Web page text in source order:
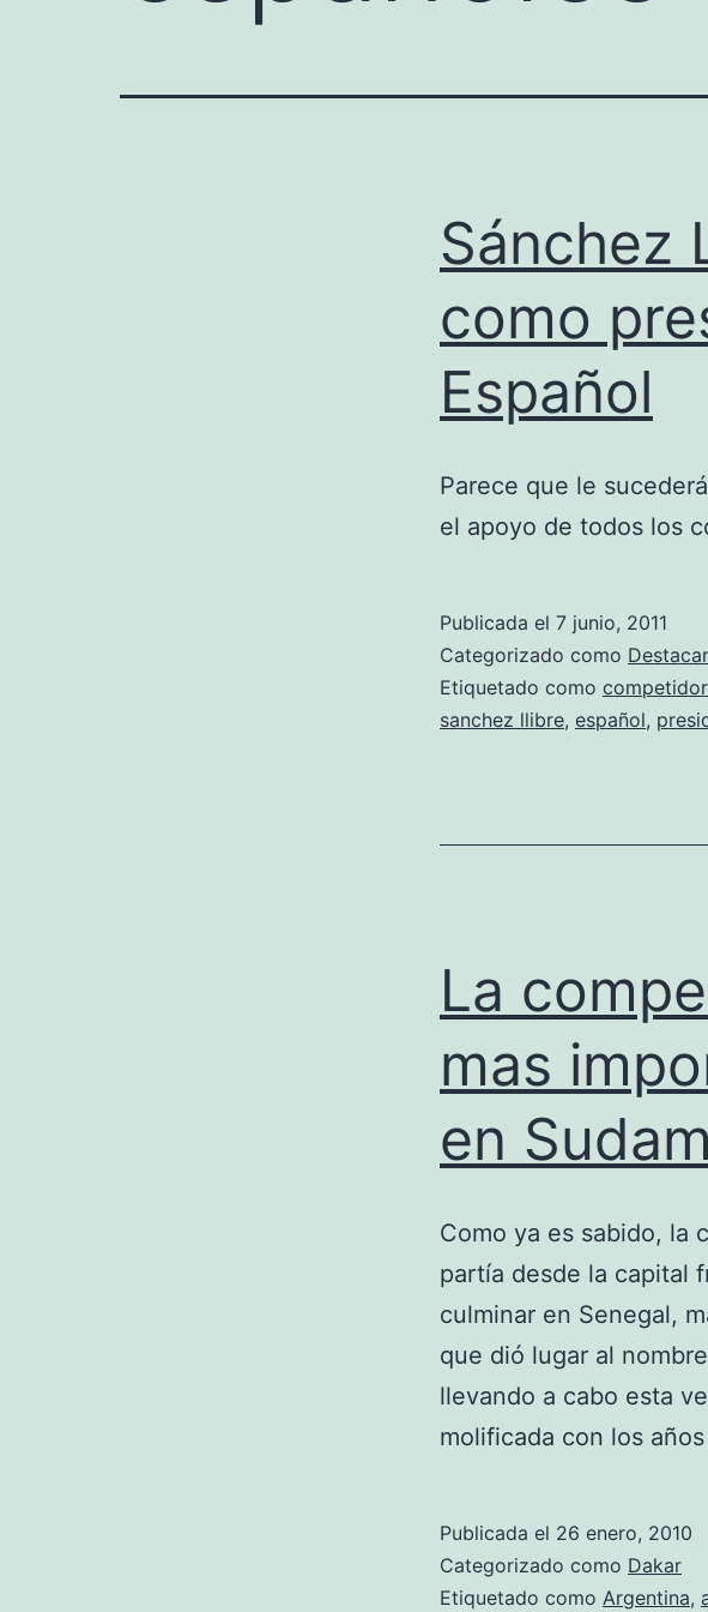
Sánchez
como
Español
Parece que le
el apoyo de todos los
Publicada el 7 junio, 2011
Categorizado como
Etiquetado como
sanchez llibre, español,
La
mas
en
Como ya es sabido, la
partía desde la capital
culminar en Senegal,
que dió lugar al
llevando a cabo esta
molificada con los
Publicada el 26 enero, 2010
Categorizado como Dakar
Etiquetado como Argentina,